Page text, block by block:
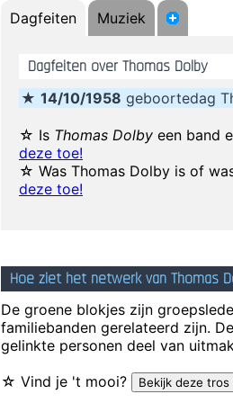
I declare that the Beatles
Drinking
There are
Yeah, Wacko Jacko, Where Did
(Annoyed)
I personally donated $2,500 to the
Dagfeiten
Dagfeiten over Thomas Dolby
★ 14/10/1958 geboortedag
☆ Is Thomas Dolby een band
deze toe!
☆ Was Thomas Dolby is of
deze toe!
Muziek
Hoe ziet het netwerk van Thomas
De groene blokjes zijn
familiebanden gerelateerd zijn.
gelinkte personen deel van
☆ Vind je 't mooi?